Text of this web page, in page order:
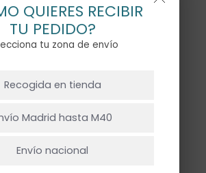
globo grande*
que quieres que
en el globo.
QUIERES RECIBIR
TU PEDIDO?
tu zona de envío
Recogida en tienda
Madrid hasta M40
Envío nacional